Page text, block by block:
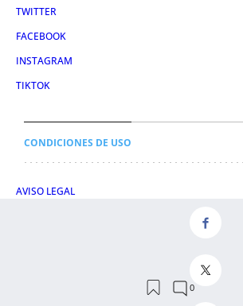
TWITTER
FACEBOOK
INSTAGRAM
TIKTOK
CONDICIONES DE USO
AVISO LEGAL